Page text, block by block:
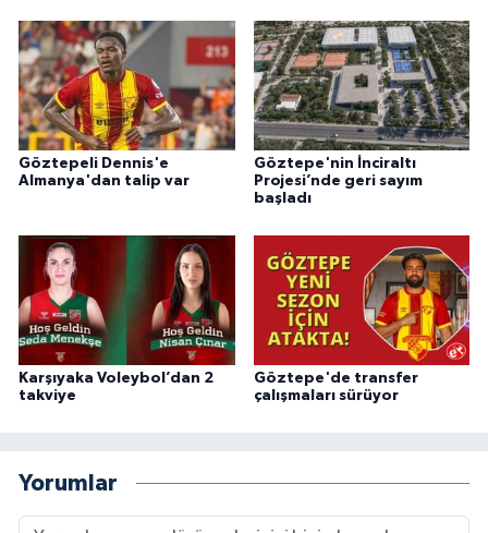
Göztepeli Dennis'e
Almanya'dan talip var
Göztepe'nin İnciraltı
Projesi’nde geri sayım
başladı
Karşıyaka Voleybol’dan 2
takviye
Göztepe'de transfer
çalışmaları sürüyor
Yorumlar